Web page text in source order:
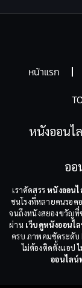
หน้าแรก
หนังออนไ
ออ
เราคัดสรรหนังออน
ชนโรงที่หลายคนรอค
จนถึงหนังสยองขวัญที่
ผ่าน เว็บดูหนังออนไ
ครบ ภาพคมชัดระดับ
ไม่ต้องติดตั้งแอป
ออนไลน์